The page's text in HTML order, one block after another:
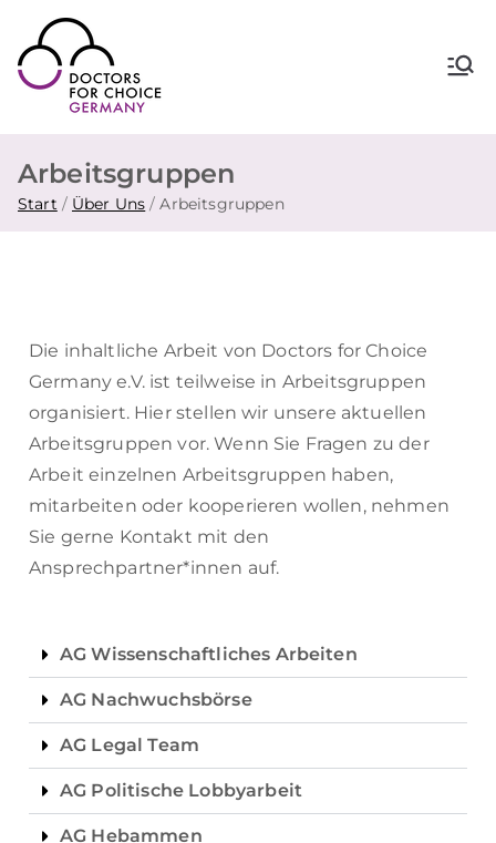
Doctors for Choice Germany
Arbeitsgruppen
Start Über Uns Arbeitsgruppen
Die inhaltliche Arbeit von Doctors for Choice
Germany e.V. ist teilweise in Arbeitsgruppen
organisiert. Hier stellen wir unsere aktuellen
Arbeitsgruppen vor. Wenn Sie Fragen zu der
Arbeit einzelnen Arbeitsgruppen haben,
mitarbeiten oder kooperieren wollen, nehmen
Sie gerne Kontakt mit den
Ansprechpartner*innen auf.
AG Wissenschaftliches Arbeiten
AG Nachwuchsbörse
AG Legal Team
AG Politische Lobbyarbeit
AG Hebammen